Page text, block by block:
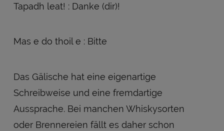
Tapadh leat! : Danke (dir)!
Mas e do thoil e : Bitte
Das Gälische hat eine eigenartige
Schreibweise und eine fremdartige
Aussprache. Bei manchen Whiskysorten
oder Brennereien fällt es daher schon